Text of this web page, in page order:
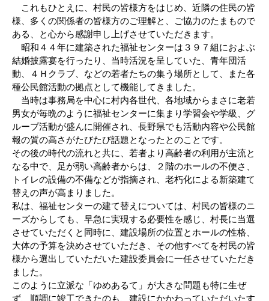
これもひとえに、村民の皆様方をはじめ、近隣の住民の皆
様、多くの関係者の皆様方のご理解と、ご協力のたまもので
ある、と心から感謝申し上げさせていただきます。
昭和４４年に建築された福祉センターは３９７組におよぶ
結婚披露宴を行ったり、当時活況を呈していた、青年団活
動、４Ｈクラブ、などの若者たちの集う場所として、また各
種公民館活動の拠点として機能してきました。
当時は事務局を中心に村内各世代、各地域からまさに老若
男女が毎晩のように福祉センターに集まり学習会や学級、グ
ループ活動が盛んに開催され、長野県でも活動内容や公民館
報の質の高さがたびたび話題となったとのことです。
その後の時代の流れと共に、若者より高齢者の利用が主流と
なる中で、足が弱い高齢者からは、２階のホールの不便さ、
トイレの設備の不備などが指摘され、老朽化による新築建て
替えの声が高まりました。
私は、福祉センターの建て替えについては、村民の皆様のニ
ーズからしても、早急に実現する必要性を感じ、村長に当選
させていただくと同時に、建設場所の位置とホールの性格、
大体の予算を決めさせていただき、その他すべてを村民の皆
様から選出していただいた建設委員会に一任させていただき
ました。
このように立派な「ゆめあるて」が大きな問題も特に生ぜ
ず、順調に竣工できたのも、建設にかかわっていただいたす